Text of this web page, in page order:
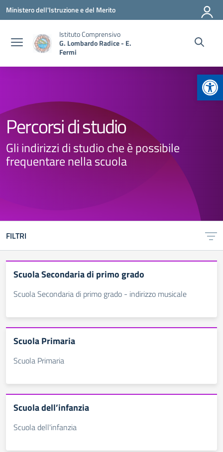
Vai ai contenuti
Vai al menu di navigazione
Vai al footer
Ministero dell'Istruzione e del Merito
Istituto Comprensivo
G. Lombardo Radice - E.
Fermi
Percorsi di studio
Gli indirizzi di studio che è possibile
frequentare nella scuola
FILTRI
Scuola Secondaria di primo grado
Scuola Secondaria di primo grado - indirizzo musicale
Scuola Primaria
Scuola Primaria
Scuola dell’infanzia
Scuola dell'infanzia